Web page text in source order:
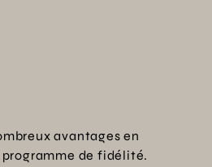
avantages en
de fidélité.